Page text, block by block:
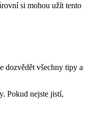
si mohou užít tento
dozvědět všechny‌ tipy a
Pokud nejste jistí,